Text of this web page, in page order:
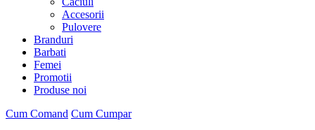
Accesorii
Pulovere
Branduri
Barbati
Femei
Promotii
Produse noi
Cum Comand Cum Cumpar